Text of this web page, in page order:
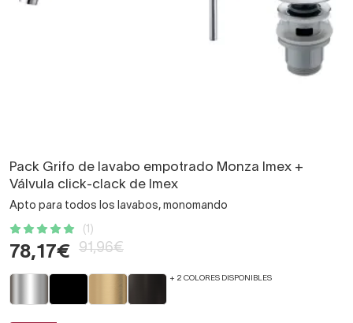
Pack Grifo de lavabo empotrado Monza Imex +
Válvula click-clack de Imex
Apto para todos los lavabos, monomando
(1)
78,17€ 91,96€
+ 2 COLORES DISPONIBLES